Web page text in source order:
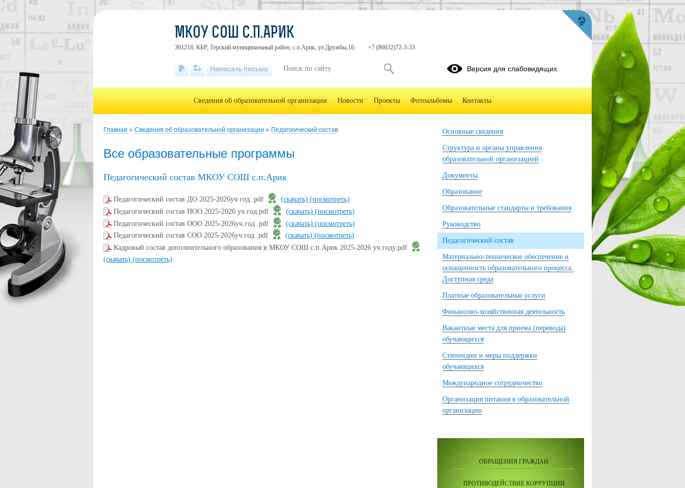
Главная » Сведения об образовательной организации » Педагогический состав
Все образовательные программы
Педагогический состав МКОУ СОШ с.п.Арик
Педагогический состав ДО 2025-2026уч.год..pdf (скачать) (посмотреть)
Педагогический состав НОО 2025-2026 уч.год.pdf
(скачать) (посмотреть)
Педагогический состав ООО 2025-2026уч.год .pdf
(скачать) (посмотреть)
Педагогический состав СОО 2025-2026уч.год .pdf
(скачать) (посмотреть)
Кадровый состав дополнительного образования в МКОУ СОШ с.п.Арик 2025-2026 уч.году.pdf
(скачать) (посмотреть)
Основные сведения
Структура и органы управления
образовательной организацией
Документы
Образование
Образовательные стандарты и требования
Руководство
Педагогический состав
Материально-техническое обеспечение и
оснащенность образовательного процесса.
Доступная среда
Платные образовательные услуги
Финансово-хозяйственная деятельность
Вакантные места для приема (перевода)
обучающихся
Стипендии и меры поддержки
обучающихся
Международное сотрудничество
Организация питания в образовательной
организации
ОБРАЩЕНИЯ ГРАЖДАН
ПРОТИВОДЕЙСТВИЕ КОРРУПЦИИ
МКОУ СОШ С.П.АРИК
361218, КБР, Терский муниципальный район, с.п.Арик, ул.Дружбы,16. +7 (86632)72-3-33
Написать письмо Версия для слабовидящих
Сведения об образовательной организации Новости Проекты Фотоальбомы Контакты